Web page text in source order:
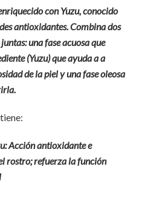
con Yuzu, conocido
antioxidantes. Combina dos
una fase acuosa que
(Yuzu) que ayuda a a
de la piel y una fase oleosa
Acción antioxidante e
rostro; refuerza la función